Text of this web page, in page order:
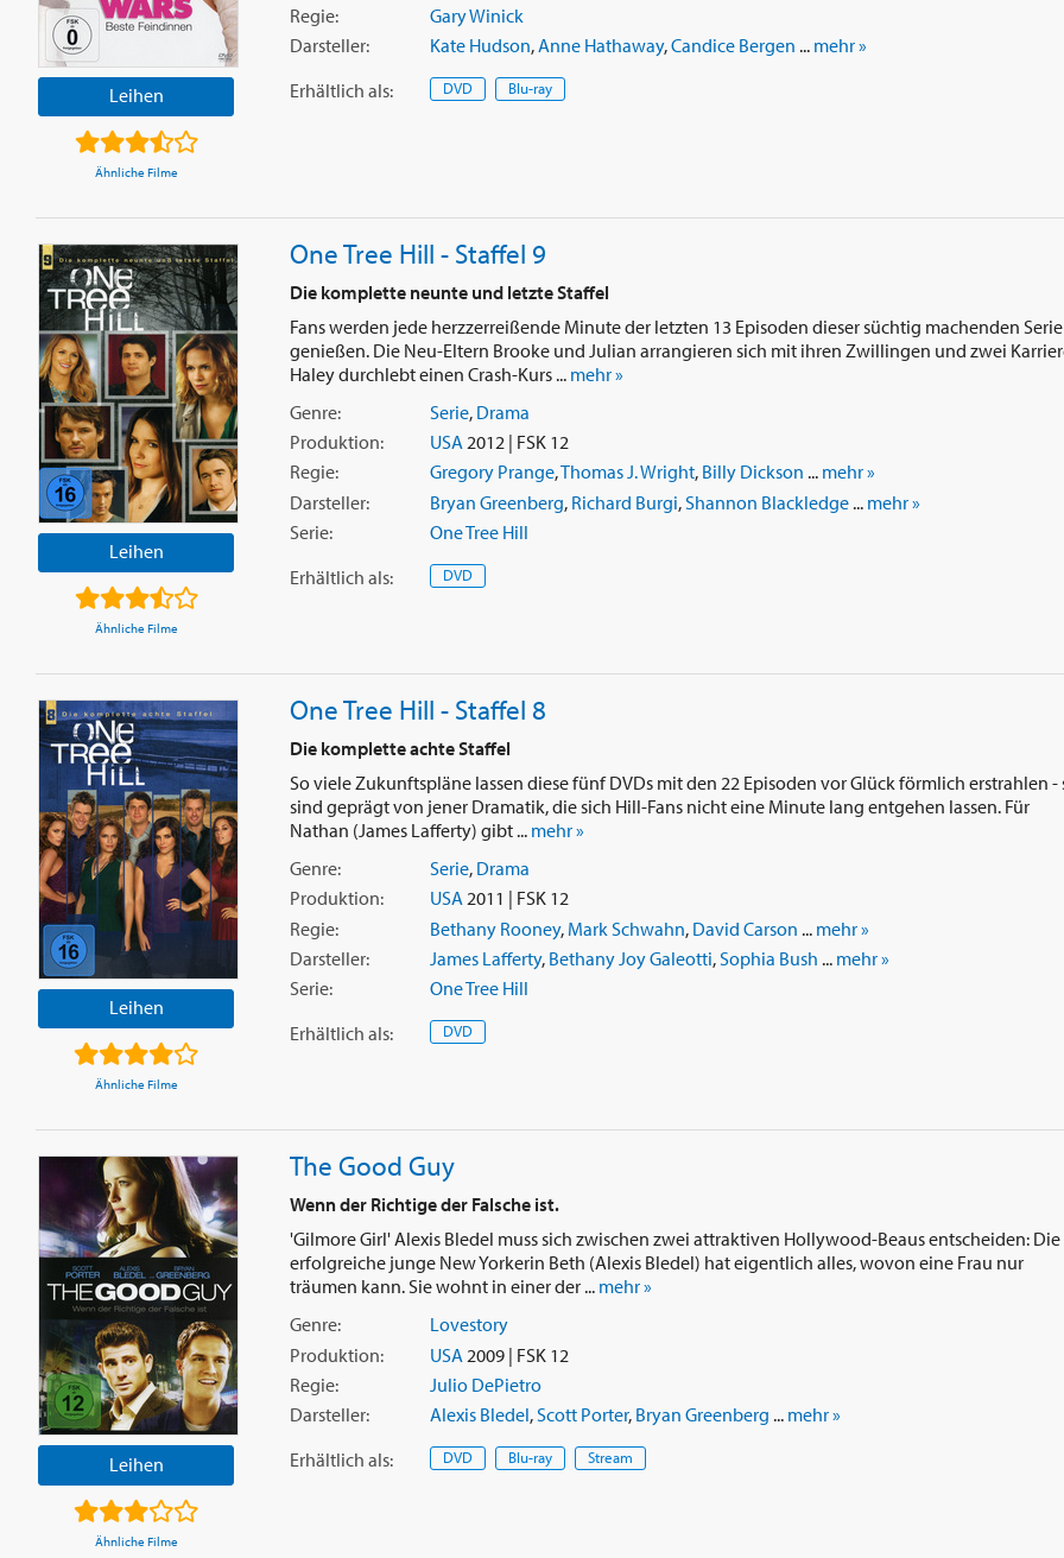
Leihen
Ähnliche Filme
Regie:
Gary Winick
Darsteller:
Kate Hudson,Anne Hathaway,Candice Bergen ... mehr »
Erhältlich als: DVD Blu-ray
Leihen
Ähnliche Filme
One Tree Hill - Staffel 9
Die komplette neunte und letzte Staffel
Fans werden jede herzzerreißende Minute der letzten 13 Episoden dieser süchtig machenden Serie
genießen. Die Neu-Eltern Brooke und Julian arrangieren sich mit ihren Zwillingen und zwei
Haley durchlebt einen Crash-Kurs ... mehr »
Genre:
Serie, Drama
Produktion:
USA2012 | FSK 12
Regie:
Gregory Prange,Thomas J. Wright, Billy Dickson ... mehr »
Darsteller:
Bryan Greenberg, Richard Burgi, Shannon Blackledge... mehr »
Serie:
One Tree Hill
Erhältlich als: DVD
Leihen
Ähnliche Filme
One Tree Hill - Staffel 8
Die komplette achte Staffel
So viele Zukunftspläne lassen diese fünf DVDs mit den 22 Episoden vor Glück förmlich erstrahlen -
sind geprägt von jener Dramatik, die sich Hill-Fans nicht eine Minute lang entgehen lassen. Für
Nathan (James Lafferty) gibt ... mehr »
Genre:
Serie, Drama
Produktion:
USA2011 | FSK 12
Regie:
Bethany Rooney, Mark Schwahn, David Carson ... mehr »
Darsteller:
James Lafferty, Bethany Joy Galeotti, Sophia Bush ... mehr »
Serie:
One Tree Hill
Erhältlich als: DVD
Leihen
Ähnliche Filme
The Good Guy
Wenn der Richtige der Falsche ist.
'Gilmore Girl' Alexis Bledel muss sich zwischen zwei attraktiven Hollywood-Beaus entscheiden: Die
erfolgreiche junge New Yorkerin Beth (Alexis Bledel) hat eigentlich alles, wovon eine Frau nur
träumen kann. Sie wohnt in einer der ... mehr »
Genre:
Lovestory
Produktion:
USA 2009 | FSK 12
Regie:
Julio DePietro
Darsteller:
Alexis Bledel, Scott Porter, Bryan Greenberg ... mehr »
Erhältlich als: DVD Blu-ray Stream